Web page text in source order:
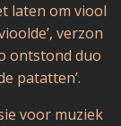
laten om viool
verzon
ontstond duo
patatten’.
voor muziek